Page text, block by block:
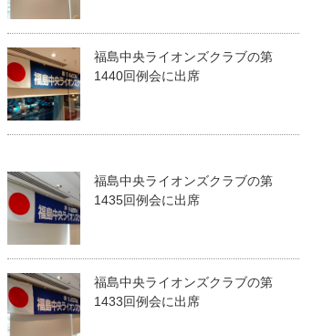
福島中央ライオンズクラブの第
1440回例会に出席
福島中央ライオンズクラブの第
1435回例会に出席
福島中央ライオンズクラブの第
1433回例会に出席